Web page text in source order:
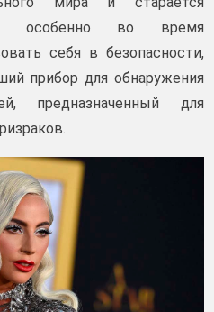
особенно во время
себя в безопасности,
прибор для обнаружения
предназначенный для